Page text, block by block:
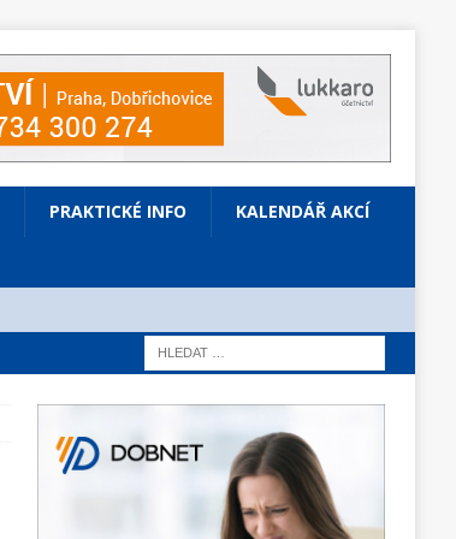
PRAKTICKÉ INFO KALENDÁŘ AKCÍ